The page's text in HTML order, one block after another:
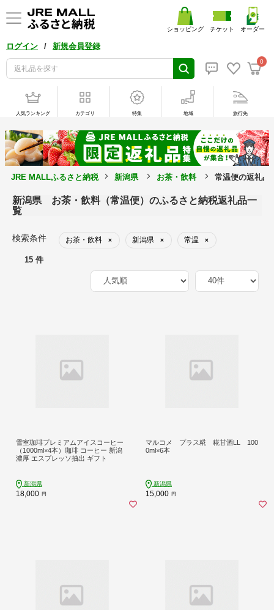
ログイン / 新規会員登録
0
ショッピング チケット オーダー
人気ランキング カテゴリ 特集 地域 旅行先
JRE MALLふるさと納税 新潟県 お茶・飲料 常温便の返礼品
新潟県 お茶・飲料（常温便）のふるさと納税返礼品一
覧
検索条件 お茶・飲料 × 新潟県 × 常温 ×
15 件
雪室珈琲プレミアムアイスコーヒー
（1000ml×4本）珈琲 コーヒー 新潟
濃厚 エスプレッソ抽出 ギフト
新潟県
18,000 円
マルコメ プラス糀 糀甘酒LL 100
0ml×6本
新潟県
15,000 円